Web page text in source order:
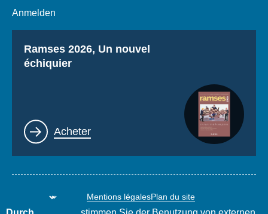
Anmelden
Titre
Ramses 2026, Un nouvel
échiquier
Lien
Acheter
Mentions légalesPlan du site
www.thierrydemontbrial.com
World Policy Conference